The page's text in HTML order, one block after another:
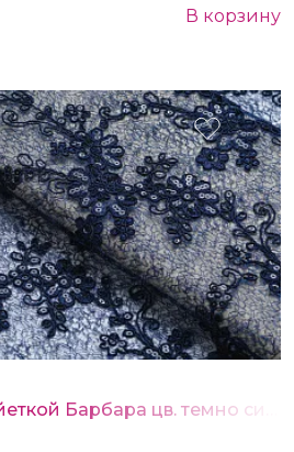
В корзину